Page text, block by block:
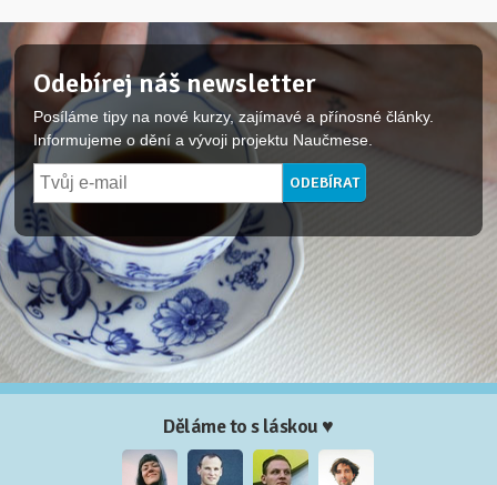
Odebírej náš newsletter
Posíláme tipy na nové kurzy, zajímavé a přínosné články.
Informujeme o dění a vývoji projektu Naučmese.
Děláme to s láskou ♥